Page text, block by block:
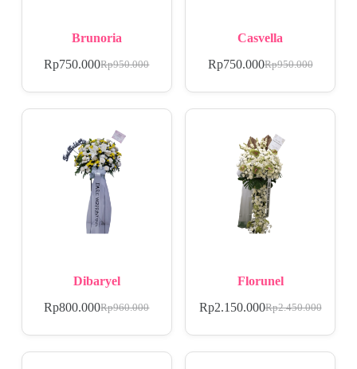
Brunoria
Rp950.000
Rp750.000
Casvella
Rp950.000
Rp750.000
Dibaryel
Rp960.000
Rp800.000
Florunel
Rp2.450.000
Rp2.150.000